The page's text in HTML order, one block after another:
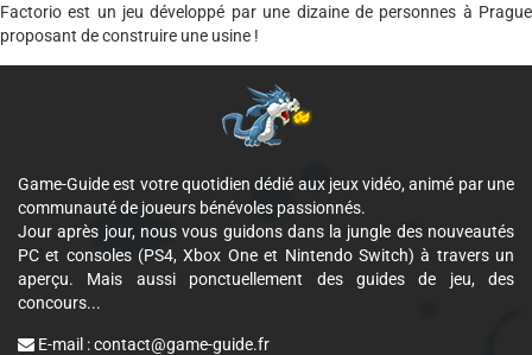
Factorio est un jeu développé par une dizaine de personnes à Prague
proposant de construire une usine !
Game-Guide est votre quotidien dédié aux jeux vidéo, animé par une
communauté de joueurs bénévoles passionnés.
Jour après jour, nous vous guidons dans la jungle des nouveautés
PC et consoles (PS4, Xbox One et Nintendo Switch) à travers un
aperçu. Mais aussi ponctuellement des guides de jeu, des
concours...
E-mail :contact@game-guide.fr